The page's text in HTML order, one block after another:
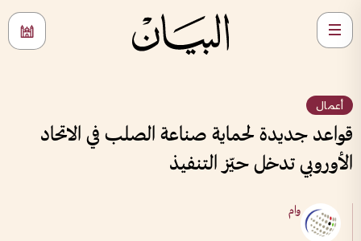
أعمال
قواعد جديدة لحماية صناعة الصلب في الاتحاد
الأوروبي تدخل حيّز التنفيذ
وام